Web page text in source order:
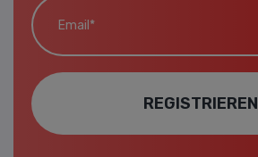
REGISTRIEREN